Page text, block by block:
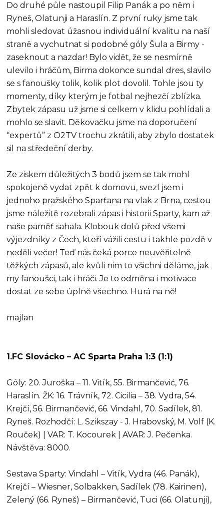
Do druhé půle nastoupil Filip Panák a po něm i
Ryneš, Olatunji a Haraslín. Z první ruky jsme tak
mohli sledovat úžasnou individuální kvalitu na naší
straně a vychutnat si podobné góly Šula a Birmy -
zaseknout a nazdar! Bylo vidět, že se nesmírně
ulevilo i hráčům, Birma dokonce sundal dres, slavilo
se s fanoušky tolik, kolik plot dovolil. Tohle jsou ty
momenty, díky kterým je fotbal nejhezčí zblízka.
Zbytek zápasu už jsme si celkem v klidu pohlídali a
mohlo se slavit. Děkovačku jsme na doporučení
“expertů” z O2TV trochu zkrátili, aby zbylo dostatek
sil na středeční derby.
Ze ziskem důležitých 3 bodů jsem se tak mohl
spokojeně vydat zpět k domovu, svezl jsem i
jednoho pražského Sparťana na vlak z Brna, cestou
jsme náležitě rozebrali zápas i historii Sparty, kam až
naše paměť sahala. Klobouk dolů před všemi
výjezdníky z Čech, kteří vážili cestu i takhle pozdě v
neděli večer! Teď nás čeká porce neuvěřitelně
těžkých zápasů, ale kvůli nim to všichni děláme, jak
my fanoušci, tak i hráči. Je to odměna i motivace
dostat ze sebe úplně všechno. Hurá na ně!
majlan
1.FC Slovácko – AC Sparta Praha 1:3 (1:1)
Góly: 20. Juroška – 11. Vitík, 55. Birmančević, 76.
Haraslín. ŽK: 16. Trávník, 72. Cicilia – 38. Vydra, 54.
Krejčí, 56. Birmančević, 66. Vindahl, 70. Sadílek, 81.
Ryneš. Rozhodčí: L. Szikszay - J. Hrabovský, M. Volf (K.
Rouček) | VAR: T. Kocourek | AVAR: J. Pečenka.
Návštěva: 8000.
Sestava Sparty: Vindahl – Vitík, Vydra (46. Panák),
Krejčí – Wiesner, Solbakken, Sadílek (78. Kairinen),
Zelený (66. Ryneš) – Birmančević, Tuci (66. Olatunji),